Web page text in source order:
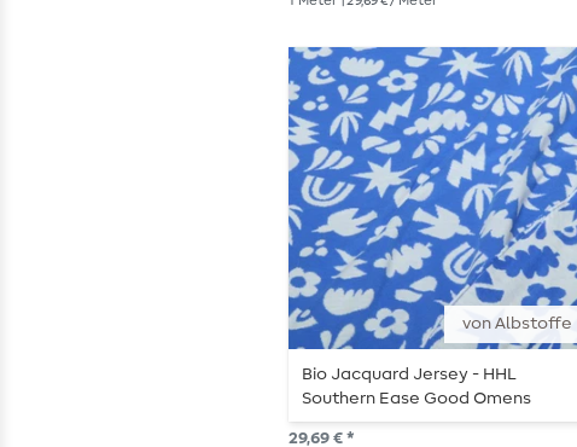
von Albstoffe
Bio Jacquard Jersey - HHL
Southern Ease Good Omens
Doubleface Blau
29,69 € *